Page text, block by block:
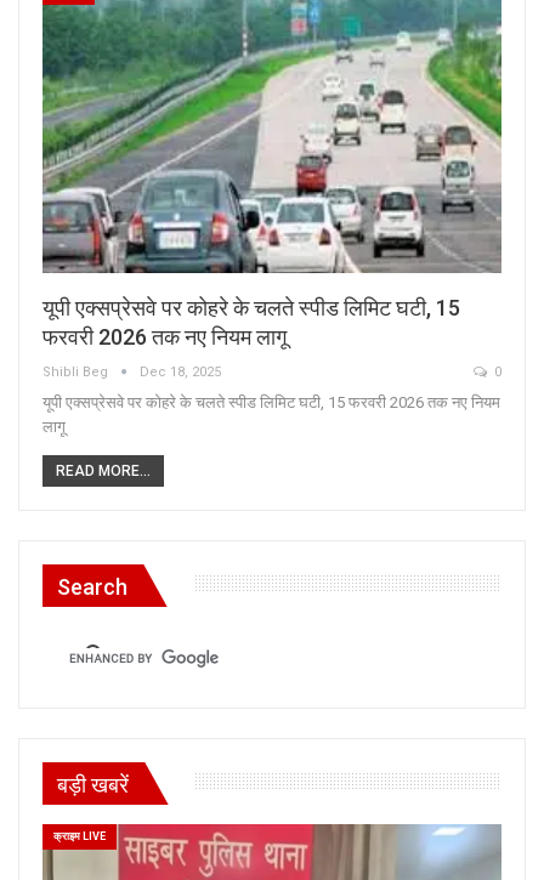
यूपी एक्सप्रेसवे पर कोहरे के चलते स्पीड लिमिट घटी, 15
फरवरी 2026 तक नए नियम लागू
Shibli Beg Dec 18, 2025 0
यूपी एक्सप्रेसवे पर कोहरे के चलते स्पीड लिमिट घटी, 15 फरवरी 2026 तक नए नियम
लागू
READ MORE...
Search
बड़ी खबरें
क्राइम LIVE